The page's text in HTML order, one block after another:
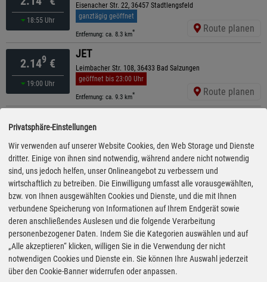
18:55 Uhr
Eisenacher Str. 22, 36457 Stadtlengsfeld
ganztägig geöffnet
Entfernung: ca. 8.3 km* Route planen
2.149 €
19:00 Uhr
JET
Leimbacher Str. 108, 36433 Bad Salzungen
geöffnet bis 23:00 Uhr
Entfernung: ca. 9.3 km* Route planen
2.149€
19:10 Uhr
Zum Doenges 2, 36208 Wildeck-Obersuhl
ganztägig geöffnet
Entfernung: ca. 12.2 km* Route planen
2.149€
19:00 Uhr
AVEX
Salzunger Str. 99a, 36457 Urnshausen
ganztägig geöffnet
Entfernung: ca. 14.2 km* Route planen
2.149€
19:35 Uhr
bft - Walther
Bad Liebensteiner Str. 185, 36456 Barchfeld
ganztägig geöffnet
Privatsphäre-Einstellungen
Wir verwenden auf unserer Website Cookies, den Web Storage und Dienste
dritter. Einige von ihnen sind notwendig, während andere nicht notwendig
sind, uns jedoch helfen, unser Onlineangebot zu verbessern und
wirtschaftlich zu betreiben. Die Einwilligung umfasst alle vorausgewählten,
bzw. von Ihnen ausgewählten Cookies und Dienste, und die mit Ihnen
verbundene Speicherung von Informationen auf Ihrem Endgerät sowie
deren anschließendes Auslesen und die folgende Verarbeitung
personenbezogener Daten. Indem Sie die Kategorien auswählen und auf
„Alle akzeptieren“ klicken, willigen Sie in die Verwendung der nicht
notwendigen Cookies und Dienste ein. Sie können Ihre Auswahl jederzeit
über den Cookie-Banner widerrufen oder anpassen.